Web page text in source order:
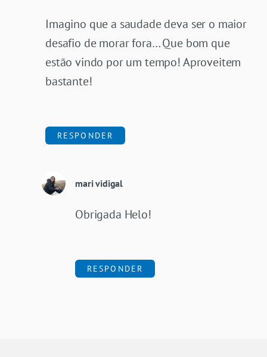
Imagino que a saudade deva ser o maior
desafio de morar fora… Que bom que
estão vindo por um tempo! Aproveitem
bastante!
RESPONDER
mari vidigal
Obrigada Helo!
RESPONDER